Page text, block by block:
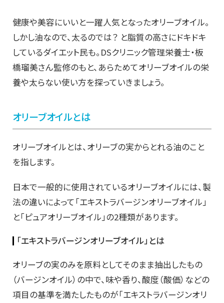
健康や美容にいいと一躍人気となったオリーブオイル。
しかし油なので、太るのでは？ と脂質の高さにドキドキ
しているダイエット民も。DSクリニック管理栄養士・板
橋瑠美さん監修のもと、あらためてオリーブオイルの栄
養や太らない使い方を探っていきましょう。
オリーブオイルとは
オリーブオイルとは、オリーブの実からとれる油のこと
を指します。
日本で一般的に使用されているオリーブオイルには、製
法の違いによって「エキストラバージンオリーブオイル」
と「ピュアオリーブオイル」の2種類があります。
「エキストラバージンオリーブオイル」とは
オリーブの実のみを原料としてそのまま抽出したもの
（バージンオイル）の中で、味や香り、酸度（酸価）などの
項目の基準を満たしたものが「エキストラバージンオリ